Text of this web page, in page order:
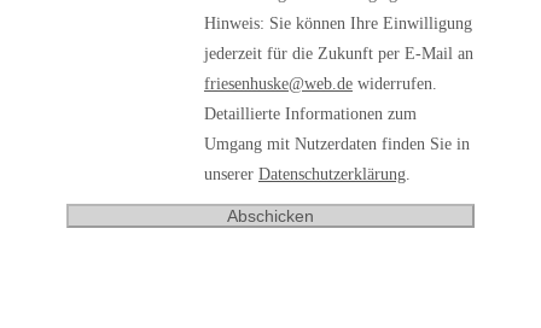
Hinweis: Sie können Ihre Einwilligung
jederzeit für die Zukunft per E-Mail an
friesenhuske@web.dewiderrufen.
Detaillierte Informationen zum
Umgang mit Nutzerdaten finden Sie in
unserer Datenschutzerklärung.